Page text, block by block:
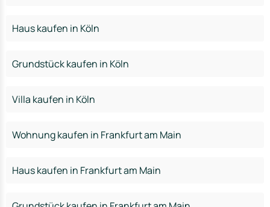
Haus kaufen in Köln
Grundstück kaufen in Köln
Villa kaufen in Köln
Wohnung kaufen in Frankfurt am Main
Haus kaufen in Frankfurt am Main